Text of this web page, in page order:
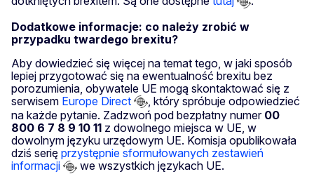
Dodatkowe informacje: co należy zrobić w
przypadku twardego brexitu?
Aby dowiedzieć się więcej na temat tego, w jaki sposób
lepiej przygotować się na ewentualność brexitu bez
porozumienia, obywatele UE mogą skontaktować się z
serwisem Europe Direct
, który spróbuje odpowiedzieć
na każde pytanie. Zadzwoń pod bezpłatny numer 00
800 6 7 8 9 10 11 z dowolnego miejsca w UE, w
dowolnym języku urzędowym UE. Komisja opublikowała
dziś serię przystępnie sformułowanych zestawień
informacji
we wszystkich językach UE.